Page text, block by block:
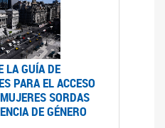
LA GUÍA DE
PARA EL ACCESO
SORDAS
DE GÉNERO